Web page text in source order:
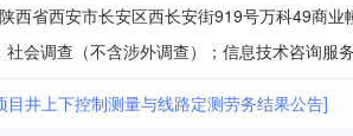
陕西省西安市长安区西长安街919号万科49商
井上下控制测量与线路定测劳务结果公告]